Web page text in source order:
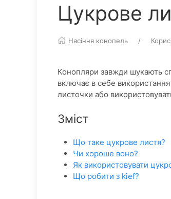
Цукрове
Насіння конопель
Конопляри завжди шукають
включає в себе
листочки або використовувати
Зміст
Що таке цукрове листя?
Чи хороше воно?
Як використовувати
Що робити з kief?